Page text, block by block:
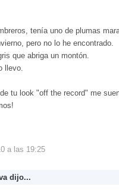
tenía uno de plumas
pero no lo he encontrado.
que abriga un montón.
llevo.
tu look "off the record" me
a las 19:25
dijo...